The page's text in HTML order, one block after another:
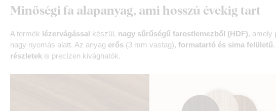
Minőségi fa alapanyag, ami hosszú évekig tart
A termék lézervágással készül, nagy sűrűségű farostlemezből (HDF), amely
nagy nyomás alatt. Az anyag erős (3 mm vastag), formatartó és sima felületű
részletek is precízen kivághatók.